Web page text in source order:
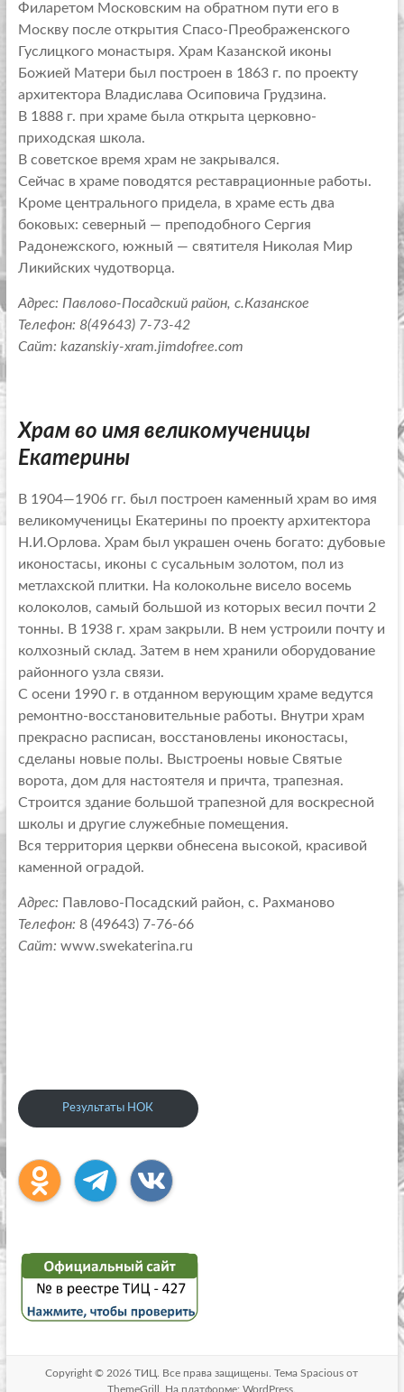
Филаретом Московским на обратном пути его в
Москву после открытия Спасо-Преображенского
Гуслицкого монастыря. Храм Казанской иконы
Божией Матери был построен в 1863 г. по проекту
архитектора Владислава Осиповича Грудзина.
В 1888 г. при храме была открыта церковно-
приходская школа.
В советское время храм не закрывался.
Сейчас в храме поводятся реставрационные работы.
Кроме центрального придела, в храме есть два
боковых: северный — преподобного Сергия
Радонежского, южный — святителя Николая Мир
Ликийских чудотворца.
Адрес: Павлово-Посадский район, с.Казанское
Телефон: 8(49643) 7-73-42
Сайт: kazanskiy-xram.jimdofree.com
Храм во имя великомученицы
Екатерины
В 1904—1906 гг. был построен каменный храм во имя
великомученицы Екатерины по проекту архитектора
Н.И.Орлова. Храм был украшен очень богато: дубовые
иконостасы, иконы с сусальным золотом, пол из
метлахской плитки. На колокольне висело восемь
колоколов, самый большой из которых весил почти 2
тонны. В 1938 г. храм закрыли. В нем устроили почту и
колхозный склад. Затем в нем хранили оборудование
районного узла связи.
С осени 1990 г. в отданном верующим храме ведутся
ремонтно-восстановительные работы. Внутри храм
прекрасно расписан, восстановлены иконостасы,
сделаны новые полы. Выстроены новые Святые
ворота, дом для настоятеля и причта, трапезная.
Строится здание большой трапезной для воскресной
школы и другие служебные помещения.
Вся территория церкви обнесена высокой, красивой
каменной оградой.
Адрес: Павлово-Посадский район, с. Рахманово
Телефон: 8 (49643) 7-76-66
Сайт: www.swekaterina.ru
Результаты НОК
Copyright © 2026ТИЦ . Все права защищены. ТемаSpacious от
ThemeGrill. На платформе:WordPress